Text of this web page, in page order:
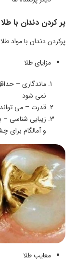
پر کردن دندان با طلا
پرکردن دندان با مواد
مزایای طلا
نمی شود
قدرت – می
زیبایی شناسی –
و آمالگام برای
معایب طلا